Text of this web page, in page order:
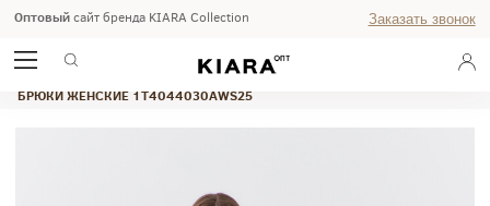
Оптовыйсайт бренда KIARA Collection Заказать звонок
ОСЕНЬ-ЗИМА 2025
БРЮКИ ЖЕНСКИЕ 1T4044030AWS25